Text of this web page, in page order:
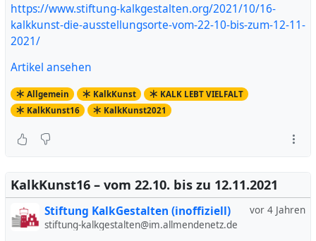
https://www.stiftung-kalkgestalten.org/2021/10/16-
kalkkunst-die-ausstellungsorte-vom-22-10-bis-zum-12-11-
2021/
Artikel ansehen
Allgemein KalkKunst
KALK LEBT VIELFALT
KalkKunst16
KalkKunst2021
KalkKunst16 – vom 22.10. bis zu 12.11.2021
vor 4 Jahren
Stiftung KalkGestalten (inoffiziell)
stiftung-kalkgestalten@im.allmendenetz.de